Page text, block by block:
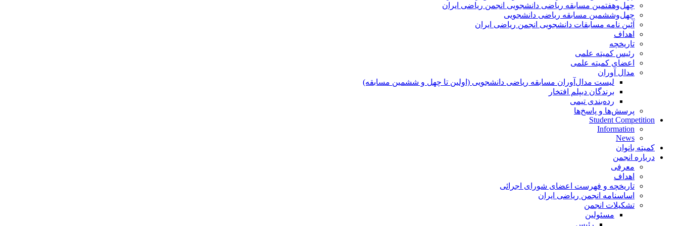
چهل‌و‌هفتمین مسابقه ریاضی دانشجویی انجمن ریاضی ایران
چهل‌و‌ششمین مسابقه ریاضی دانشجویی
آئین نامه مسابقات دانشجویی انجمن ریاضی ایران
اهداف
تاریخچه
رئیس کمیته علمی
اعضای کمیته علمی
مدال آوران
لیست مدال‌آوران مسابقه ریاضی دانشجویی (اولین تا چهل‌ و ششمین مسابقه)
برندگان دیپلم افتخار
رده‌بندی تیمی
پرسش‌ها و پاسخ‌ها
Student Competition
Information
News
کمیته بانوان
درباره انجمن
معرفی
اهداف
تاریخچه و فهرست اعضای شورای اجرائی
اساسنامه انجمن ریاضی ایران
تشکیلات انجمن
مسئولین
رئیس